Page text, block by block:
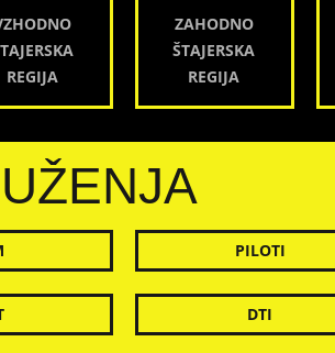
REGIJA
ZAHODNO
ŠTAJERSKA
REGIJA
PILOTI
DTI